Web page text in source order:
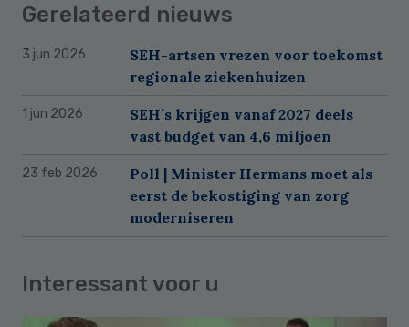
Gerelateerd nieuws
3 jun 2026
SEH-artsen vrezen voor toekomst
regionale ziekenhuizen
1 jun 2026
SEH’s krijgen vanaf 2027 deels
vast budget van 4,6 miljoen
23 feb 2026
Poll | Minister Hermans moet als
eerst de bekostiging van zorg
moderniseren
Interessant voor u